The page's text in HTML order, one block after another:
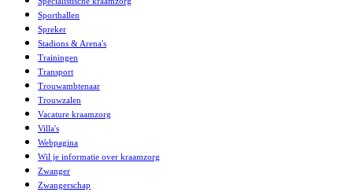
Sporthallen
Spreker
Stadions & Arena's
Trainingen
Transport
Trouwambtenaar
Trouwzalen
Vacature kraamzorg
Villa's
Webpagina
Wil je informatie over kraamzorg
Zwanger
Zwangerschap